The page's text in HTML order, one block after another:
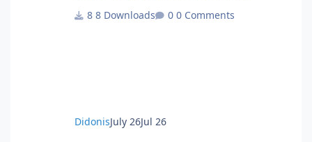
ερευνητικό περιεχόμενο και οι αρχές
ar.nl www.st-ar.nl
8 Downloads 0 Comments
DidonisJuly 26Jul 26